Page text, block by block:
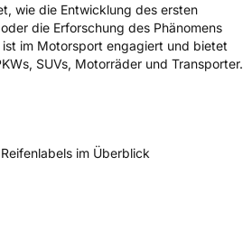
wie die Entwicklung des ersten
die Erforschung des Phänomens
im Motorsport engagiert und bietet
SUVs, Motorräder und Transporter.
im Überblick